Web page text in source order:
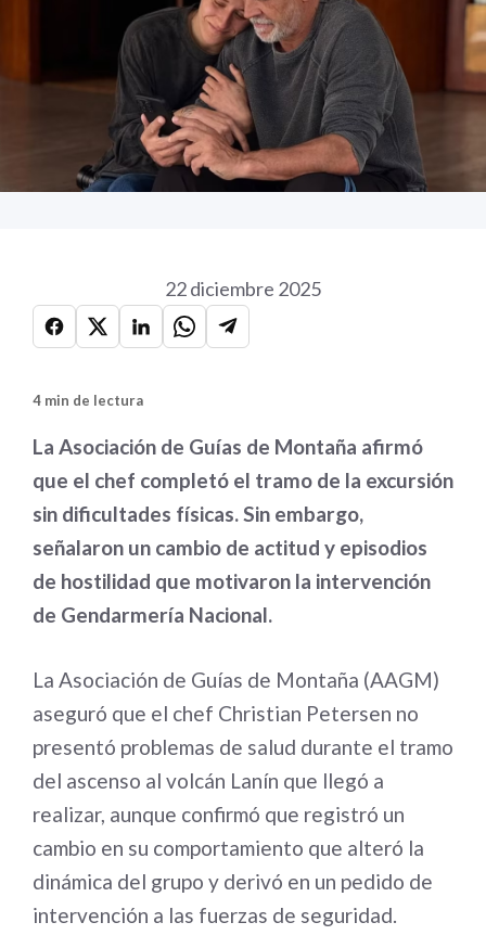
22 diciembre 2025
4 min de lectura
La Asociación de Guías de Montaña afirmó
que el chef completó el tramo de la excursión
sin dificultades físicas. Sin embargo,
señalaron un cambio de actitud y episodios
de hostilidad que motivaron la intervención
de Gendarmería Nacional.
La Asociación de Guías de Montaña (AAGM)
aseguró que el chef Christian Petersen no
presentó problemas de salud durante el tramo
del ascenso al volcán Lanín que llegó a
realizar, aunque confirmó que registró un
cambio en su comportamiento que alteró la
dinámica del grupo y derivó en un pedido de
intervención a las fuerzas de seguridad.